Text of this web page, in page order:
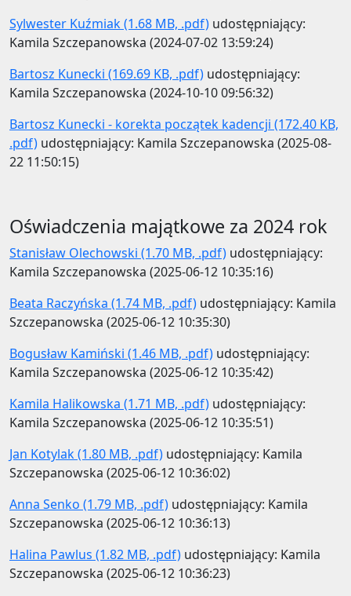
Sylwester Kuźmiak (1.68 MB, .pdf) udostępniający:
Kamila Szczepanowska (2024-07-02 13:59:24)
Bartosz Kunecki (169.69 KB, .pdf) udostępniający:
Kamila Szczepanowska (2024-10-10 09:56:32)
Bartosz Kunecki - korekta początek kadencji (172.40 KB,
.pdf) udostępniający: Kamila Szczepanowska (2025-08-
22 11:50:15)
Oświadczenia majątkowe za 2024 rok
Stanisław Olechowski (1.70 MB, .pdf) udostępniający:
Kamila Szczepanowska (2025-06-12 10:35:16)
Beata Raczyńska (1.74 MB, .pdf) udostępniający: Kamila
Szczepanowska (2025-06-12 10:35:30)
Bogusław Kamiński (1.46 MB, .pdf) udostępniający:
Kamila Szczepanowska (2025-06-12 10:35:42)
Kamila Halikowska (1.71 MB, .pdf) udostępniający:
Kamila Szczepanowska (2025-06-12 10:35:51)
Jan Kotylak (1.80 MB, .pdf) udostępniający: Kamila
Szczepanowska (2025-06-12 10:36:02)
Anna Senko (1.79 MB, .pdf) udostępniający: Kamila
Szczepanowska (2025-06-12 10:36:13)
Halina Pawlus (1.82 MB, .pdf) udostępniający: Kamila
Szczepanowska (2025-06-12 10:36:23)